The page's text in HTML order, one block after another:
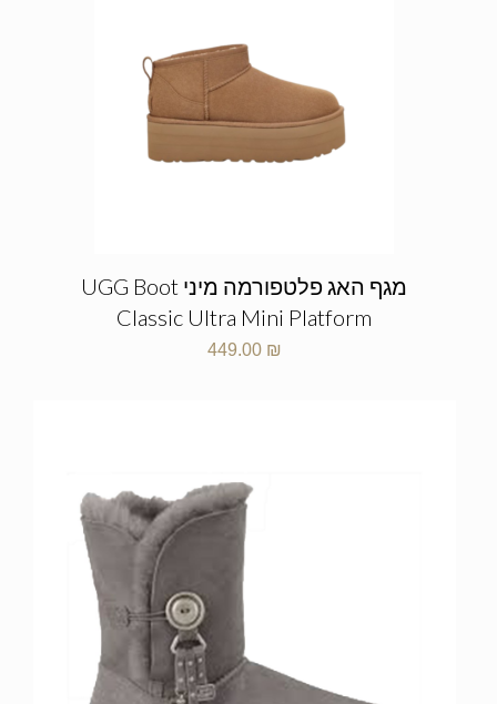
מגף האג פלטפורמה מיני UGG Boot
Classic Ultra Mini Platform
449.00 ₪